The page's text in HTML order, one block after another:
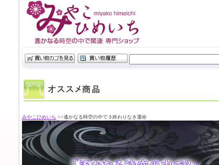
みやこひめいち >>遙かなる時空の中で３終わりなき運命